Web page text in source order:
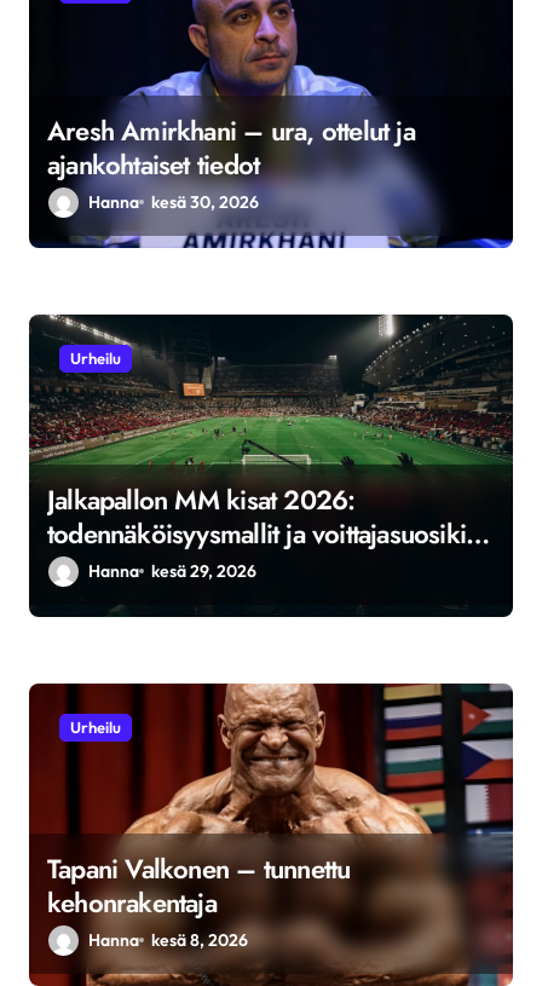
Aresh Amirkhani – ura, ottelut ja
ajankohtaiset tiedot
Hanna kesä 30, 2026
Urheilu
Jalkapallon MM kisat 2026:
todennäköisyysmallit ja voittajasuosikit
tilastojen valossa
Hanna kesä 29, 2026
Urheilu
Tapani Valkonen – tunnettu
kehonrakentaja
Hanna kesä 8, 2026